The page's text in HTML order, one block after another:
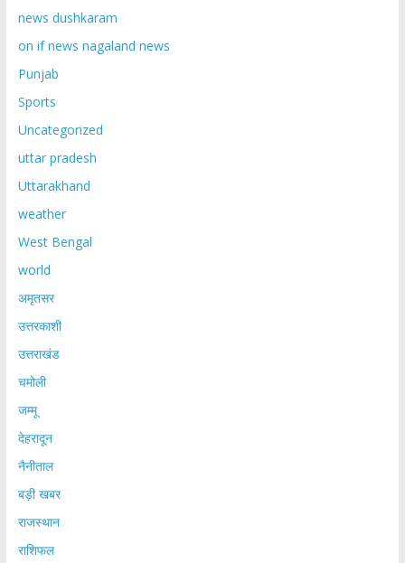
news dushkaram
on if news nagaland news
Punjab
Sports
Uncategorized
uttar pradesh
Uttarakhand
weather
West Bengal
world
अमृतसर
उत्तरकाशी
उत्तराखंड
चमोली
जम्मू
देहरादून
नैनीताल
बड़ी खबर
राजस्थान
राशिफल